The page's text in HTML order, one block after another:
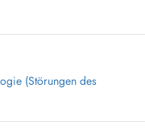
(Störungen des